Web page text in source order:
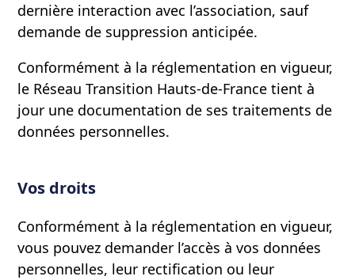
dernière interaction avec l’association, sauf
demande de suppression anticipée.
Conformément à la réglementation en vigueur,
le Réseau Transition Hauts-de-France tient à
jour une documentation de ses traitements de
données personnelles.
Vos droits
Conformément à la réglementation en vigueur,
vous pouvez demander l’accès à vos données
personnelles, leur rectification ou leur